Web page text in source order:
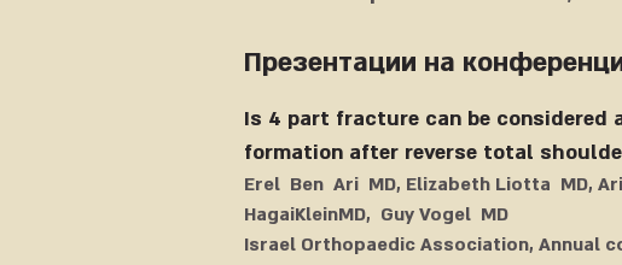
Презентации на
Is 4 part fracture can be
formation after reverse total
Erel Ben Ari MD, Elizabeth Liotta MD,
HagaiKleinMD, Guy Vogel MD
Israel Orthopaedic Association, Annual